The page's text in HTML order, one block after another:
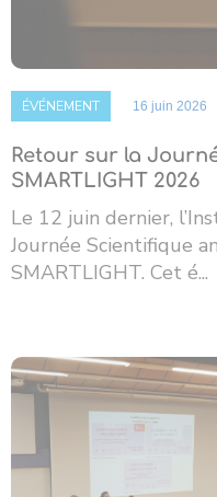
ÉVÉNEMENT 16 juin 2026
Retour sur la
SMARTLIGHT 2026
Le 12 juin dernier,
Journée Scientifique
SMARTLIGHT. Cet é...